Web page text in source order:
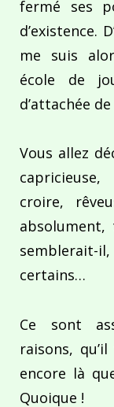
fermé ses
d’existence.
me suis
école de
d’attachée
Vous allez
croire,
absolument,
certains…
Ce sont
raisons,
encore là
Quoique !